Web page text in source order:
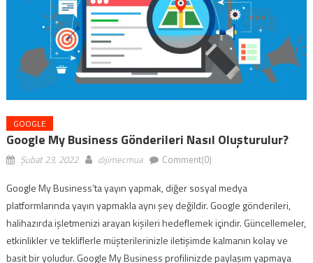
GOOGLE
Google My Business Gönderileri Nasıl Oluşturulur?
Şubat 23, 2022 dijimecmua Comment(0)
Google My Business’ta yayın yapmak, diğer sosyal medya
platformlarında yayın yapmakla aynı şey değildir. Google gönderileri,
halihazırda işletmenizi arayan kişileri hedeflemek içindir. Güncellemeler,
etkinlikler ve tekliflerle müşterilerinizle iletişimde kalmanın kolay ve
basit bir yoludur. Google My Business profilinizde paylaşım yapmaya